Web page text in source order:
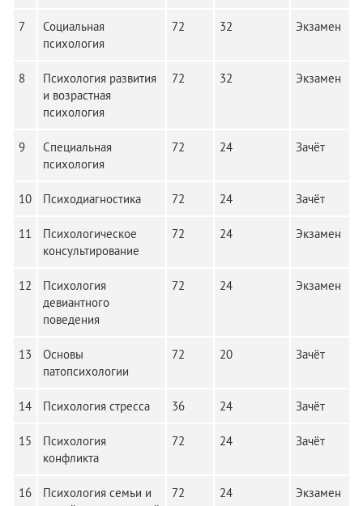
7
Социальная
психология
72 32 Экзамен
8
Психология развития
и возрастная
психология
72 32 Экзамен
9
Специальная
психология
72 24 Зачёт
10 Психодиагностика 72 24 Зачёт
11
Психологическое
консультирование
72 24 Экзамен
12
Психология
девиантного
поведения
72 24 Экзамен
13
Основы
патопсихологии
72 20 Зачёт
14 Психология стресса 36 24 Зачёт
15
Психология
конфликта
72 24 Зачёт
16
Психология семьи и
72 24 Экзамен